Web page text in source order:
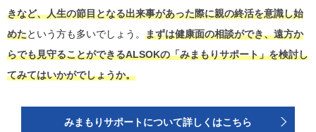
きなど、人生の節目となる出来事があった際に親の終活を意識し始
めたという方も多いでしょう。 まずは健康面の相談ができ、遠方か
らでも見守ることができるALSOKの「みまもりサポート」を検討し
てみてはいかがでしょうか。
みまもりサポートについて詳しくはこちら